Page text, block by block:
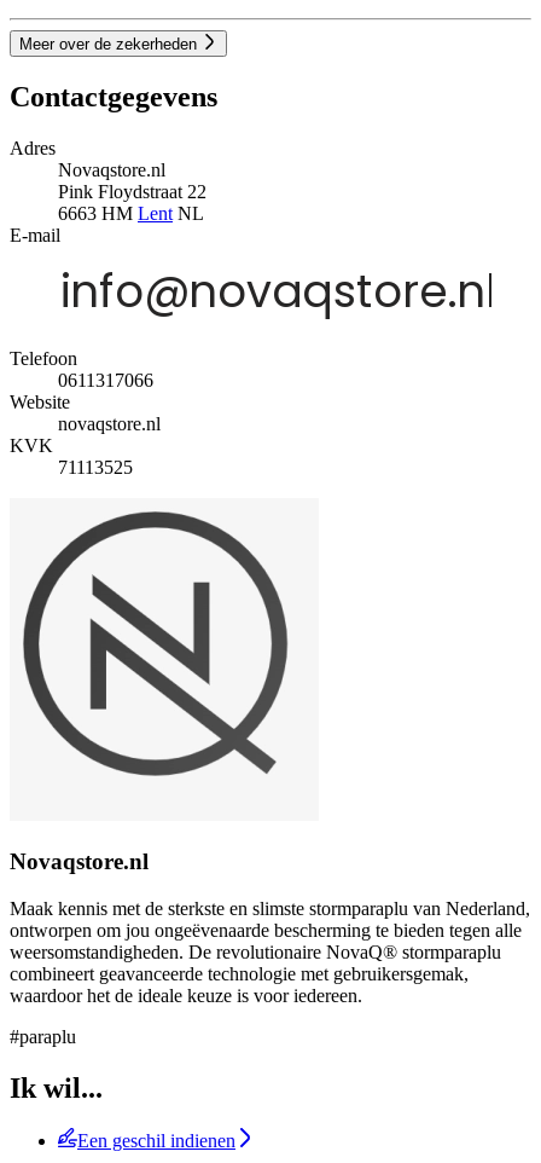
Meer over de zekerheden
Contactgegevens
Adres
Novaqstore.nl
Pink Floydstraat 22
6663 HM Lent NL
E-mail
Telefoon
0611317066
Website
novaqstore.nl
KVK
71113525
Novaqstore.nl
Maak kennis met de sterkste en slimste stormparaplu van Nederland,
ontworpen om jou ongeëvenaarde bescherming te bieden tegen alle
weersomstandigheden. De revolutionaire NovaQ® stormparaplu
combineert geavanceerde technologie met gebruikersgemak,
waardoor het de ideale keuze is voor iedereen.
#paraplu
Ik wil...
Een geschil indienen